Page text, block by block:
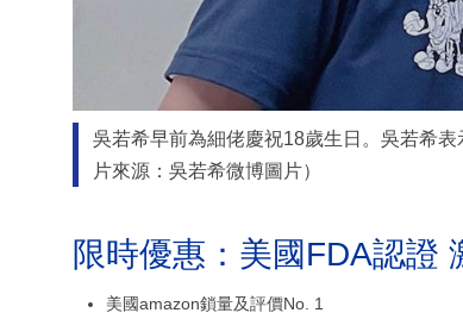
吳若希早前為細佬慶祝18歲生日。吳若希
片來源：吳若希微博圖片）
限時優惠：美國FDA認證
美國amazon鎖量及評價No. 1